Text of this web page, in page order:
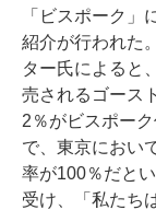
「ビスポーク」
紹介が行われた
ター氏によると
売されるゴース
2％がビスポー
で、東京におい
率が100％だと
受け、「私たち